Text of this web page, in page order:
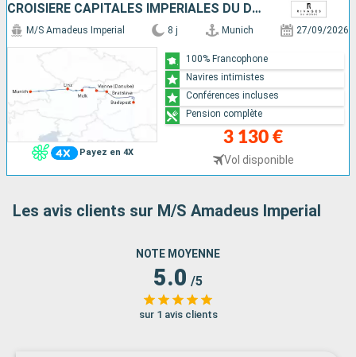
CROISIÈRE CAPITALES IMPÉRIALES DU DANUBE DE MUNICH À BUDAPEST
Payez en 4X
M/S Amadeus Imperial 8 j Munich 27/09/2026
3 130 €
Vol disponible
100% Francophone
Navires intimistes
Conférences incluses
Pension complète
Les avis clients sur M/S Amadeus Imperial
NOTE MOYENNE
5.0 /5
sur 1 avis clients